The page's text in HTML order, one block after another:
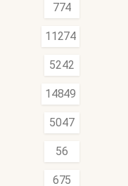
774
11274
5242
14849
5047
56
675